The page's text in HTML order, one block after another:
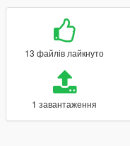
13 файлів лайкнуто
1 завантаження